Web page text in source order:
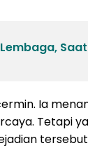
Ia
Tetapi